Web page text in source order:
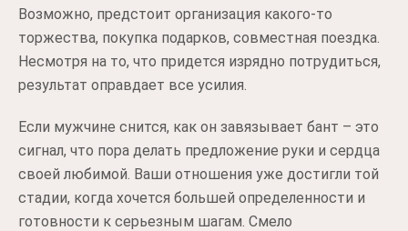
Возможно, предстоит организация какого-то
торжества, покупка подарков, совместная поездка.
Несмотря на то, что придется изрядно потрудиться,
результат оправдает все усилия.
Если мужчине снится, как он завязывает бант – это
сигнал, что пора делать предложение руки и сердца
своей любимой. Ваши отношения уже достигли той
стадии, когда хочется большей определенности и
готовности к серьезным шагам. Смело